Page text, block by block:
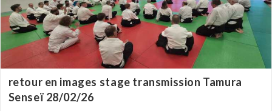
retour en images stage transmission Tamura
Senseï 28/02/26